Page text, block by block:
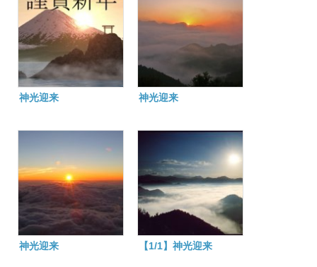
神光迎来 神光迎来
神光迎来 【1/1】神光迎来